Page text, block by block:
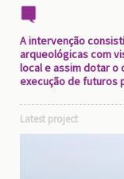
A intervenção
arqueológicas com
local e assim dotar o
execução de futuros
Latest project